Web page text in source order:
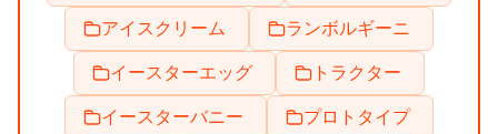
アイスクリーム
ランボルギーニ
イースターエッグ
トラクター
イースターバニー
プロトタイプ